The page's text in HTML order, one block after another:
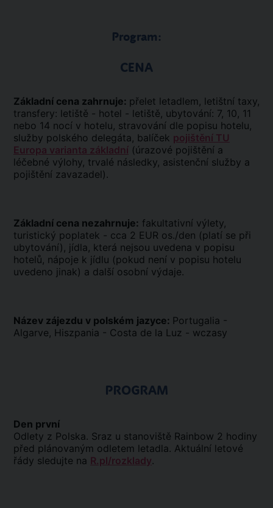
Program:
CENA
Základní cena zahrnuje: přelet letadlem, letištní taxy,
transfery: letiště - hotel - letiště, ubytování: 7, 10, 11
nebo 14 nocí v hotelu, stravování dle popisu hotelu,
služby polského delegáta, balíček pojištění TU
Europa varianta základní (úrazové pojištění a
léčebné výlohy, trvalé následky, asistenční služby a
pojištění zavazadel).
Základní cena nezahrnuje: fakultativní výlety,
turistický poplatek - cca 2 EUR os./den (platí se při
ubytování), jídla, která nejsou uvedena v popisu
hotelů, nápoje k jídlu (pokud není v popisu hotelu
uvedeno jinak) a další osobní výdaje.
Název zájezdu v polském jazyce: Portugalia -
Algarve, Hiszpania - Costa de la Luz - wczasy
PROGRAM
Den první
Odlety z Polska. Sraz u stanoviště Rainbow 2 hodiny
před plánovaným odletem letadla. Aktuální letové
řády sledujte na R.pl/rozklady.